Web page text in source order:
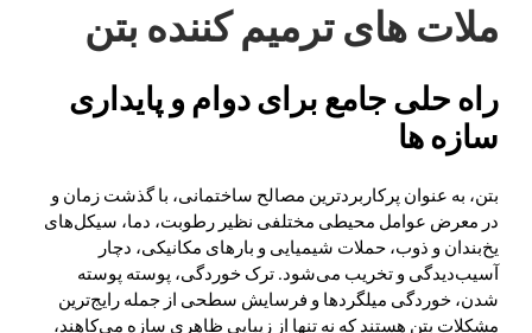
ملات های ترمیم کننده بتن
راه حلی جامع برای دوام و پایداری
سازه ها
بتن، به عنوان پرکاربردترین مصالح ساختمانی، با گذشت زمان و
در معرض عوامل محیطی مختلفی نظیر رطوبت، دما، سیکل‌های
یخ‌بندان و ذوب، حملات شیمیایی و بارهای مکانیکی، دچار
آسیب‌دیدگی و تخریب می‌شود. ترک خوردگی، پوسته پوسته
شدن، خوردگی میلگردها و فرسایش سطحی از جمله رایج‌ترین
مشکلات بتن هستند که نه تنها از زیبایی ظاهری سازه می‌کاهند،